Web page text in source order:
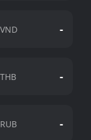
-
-
-